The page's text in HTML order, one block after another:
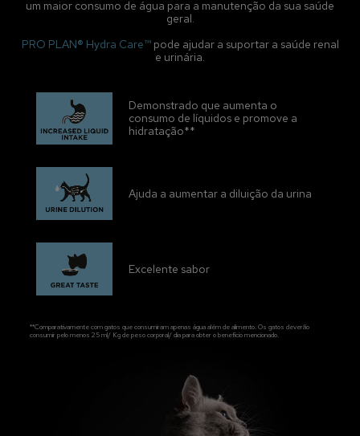
um maior consumo de água para a manutenção da sua saúde
geral.
PRO PLAN® Hydra Care™pode ajudar a suportar a saúde renal
e urinária.
Demonstrado que aumenta o
consumo de líquidos e promove a
hidratação**
Ajuda a aumentar a diluição da urina
Excelente sabor
**Comparativamente com gatos que consumiram apenas água além de alimento. Os gatos deverão
consumir pelo menos 25 ml/ Kg de peso corporal/ dia para obter o benefício mencionado.